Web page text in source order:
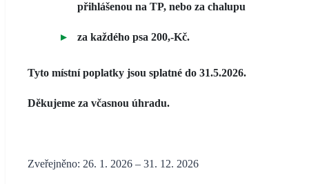
přihlášenou na TP, nebo za chalupu
za každého psa 200,-Kč.
Tyto místní poplatky jsou splatné do 31.5.2026.
Děkujeme za včasnou úhradu.
Zveřejněno: 26. 1. 2026 – 31. 12. 2026